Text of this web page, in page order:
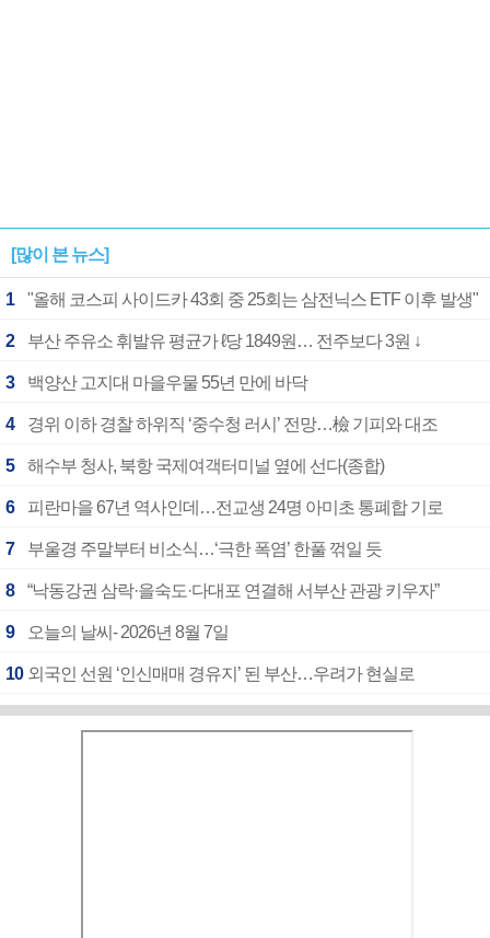
[많이 본 뉴스]
1 "올해 코스피 사이드카 43회 중 25회는 삼전닉스 ETF 이후 발생"
2 부산 주유소 휘발유 평균가 ℓ당 1849원… 전주보다 3원 ↓
3 백양산 고지대 마을우물 55년 만에 바닥
4 경위 이하 경찰 하위직 ‘중수청 러시’ 전망…檢 기피와 대조
5 해수부 청사, 북항 국제여객터미널 옆에 선다(종합)
6 피란마을 67년 역사인데…전교생 24명 아미초 통폐합 기로
7 부울경 주말부터 비소식…‘극한 폭염’ 한풀 꺾일 듯
8 “낙동강권 삼락·을숙도·다대포 연결해 서부산 관광 키우자”
9 오늘의 날씨- 2026년 8월 7일
10 외국인 선원 ‘인신매매 경유지’ 된 부산…우려가 현실로